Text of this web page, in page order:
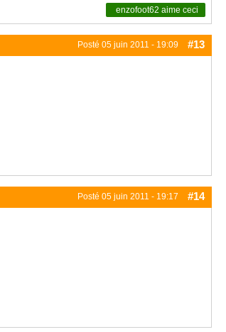
enzofoot62 aime ceci
Posté 05 juin 2011 - 19:09 #13
Posté 05 juin 2011 - 19:17 #14